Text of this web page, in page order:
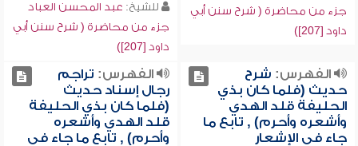
جزء من محاضرة ( شرح سنن أبي
داود [207])
للشيخ: عبد المحسن العباد
جزء من محاضرة ( شرح سنن أبي
داود [207])
الفهرس: شرح
حديث (فلما كان بذي
الحليفة قلد الهدي
وأشعره وأحرم) , تابع ما
جاء في الإشعار
الفهرس: تراجم
رجال إسناد حديث
(فلما كان بذي الحليفة
قلد الهدي وأشعره
وأحرم) , تابع ما جاء في